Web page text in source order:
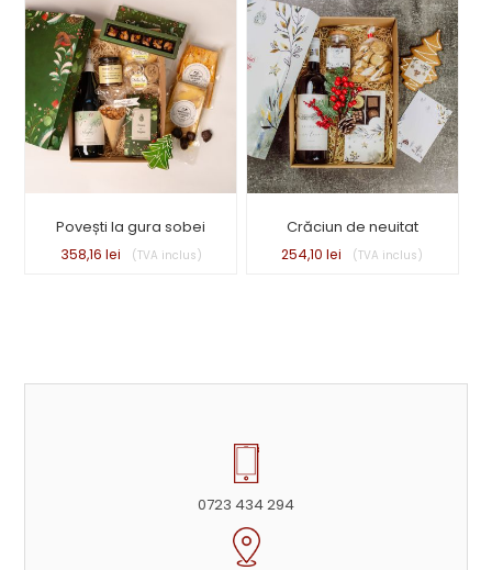
Povești la gura sobei
358,16 lei
Crăciun de neuitat
254,10lei
0723 434 294